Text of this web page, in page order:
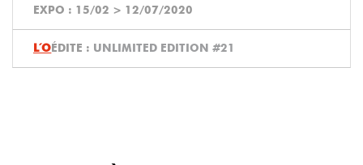
EXPO : 15/02 > 12/07/2020
ÉDITE : UNLIMITED EDITION #21